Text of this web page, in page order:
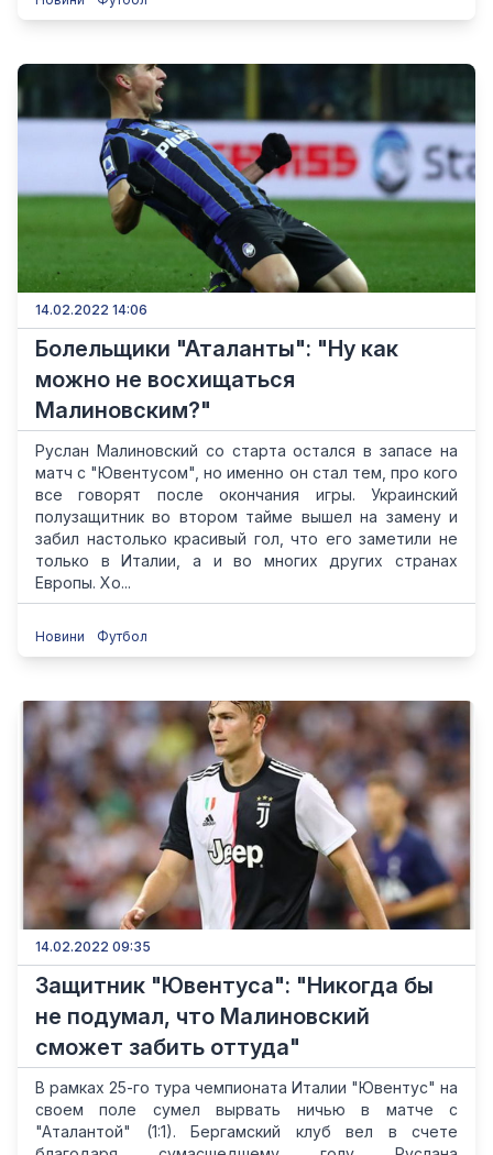
14.02.2022 14:06
Болельщики "Аталанты": "Ну как
можно не восхищаться
Малиновским?"
Руслан Малиновский со старта остался в запасе на
матч с "Ювентусом", но именно он стал тем, про кого
все говорят после окончания игры. Украинский
полузащитник во втором тайме вышел на замену и
забил настолько красивый гол, что его заметили не
только в Италии, а и во многих других странах
Европы. Хо...
Новини Футбол
14.02.2022 09:35
Защитник "Ювентуса": "Никогда бы
не подумал, что Малиновский
сможет забить оттуда"
В рамках 25-го тура чемпионата Италии "Ювентус" на
своем поле сумел вырвать ничью в матче с
"Аталантой" (1:1). Бергамский клуб вел в счете